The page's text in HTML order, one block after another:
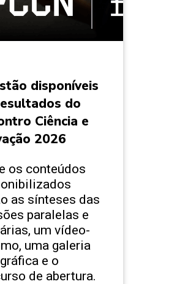
disponíveis
do
Ciência e
2026
os conteúdos
as sínteses das
paralelas e
um vídeo-
uma galeria
e o
de abertura.